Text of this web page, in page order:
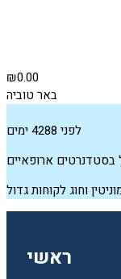
₪0.00
באר טוביה
לפני 4288 ימים
ראשי